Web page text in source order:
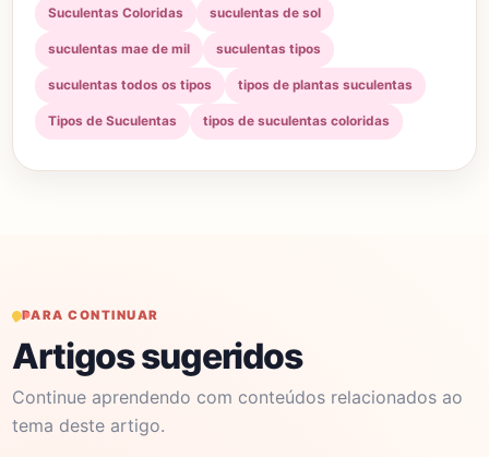
Suculentas Coloridas suculentas de sol
suculentas mae de mil suculentas tipos
suculentas todos os tipos tipos de plantas suculentas
Tipos de Suculentas tipos de suculentas coloridas
PARA CONTINUAR
Artigos sugeridos
Continue aprendendo com conteúdos relacionados ao
tema deste artigo.